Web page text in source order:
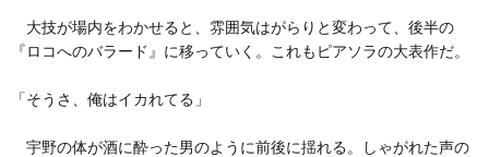
大技が場内をわかせると、雰囲気はがらりと変わって、後半の
『ロコへのバラード』に移っていく。これもピアソラの大表作だ。
「そうさ、俺はイカれてる」
宇野の体が酒に酔った男のように前後に揺れる。しゃがれた声の